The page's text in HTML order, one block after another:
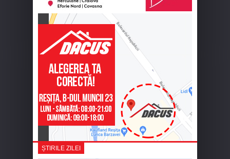
ȘTIRILE ZILEI